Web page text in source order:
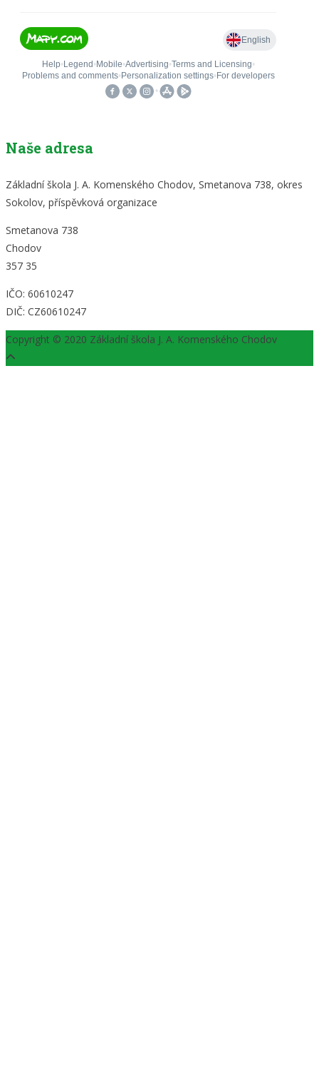
Naše adresa
Základní škola J. A. Komenského Chodov, Smetanova 738, okres
Sokolov, příspěvková organizace
Smetanova 738
Chodov
357 35
IČO: 60610247
DIČ: CZ60610247
Copyright © 2020 Základní škola J. A. Komenského Chodov